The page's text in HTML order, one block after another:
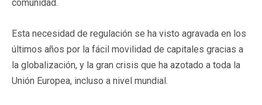
comunidad.
Esta necesidad de regulación se ha visto agravada en los
últimos años por la fácil movilidad de capitales gracias a
la globalización, y la gran crisis que ha azotado a toda la
Unión Europea, incluso a nivel mundial.